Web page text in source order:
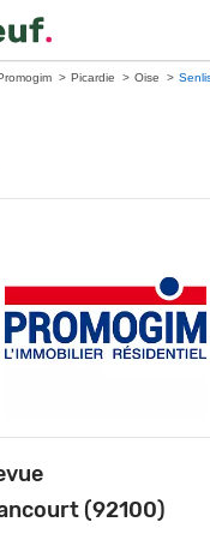
Picardie Oise
(92100)